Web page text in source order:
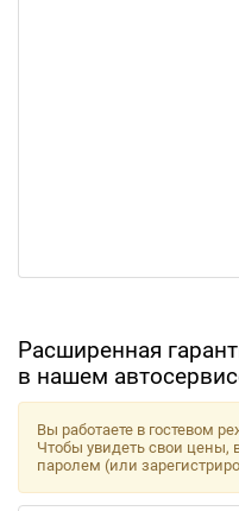
Расширенная
в нашем
Вы работаете в гостевом
Чтобы увидеть свои цены,
паролем (или